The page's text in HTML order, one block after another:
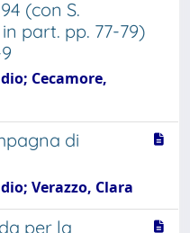
(con S.
part. pp. 77-79)
Cecamore,
di
Verazzo, Clara
per la